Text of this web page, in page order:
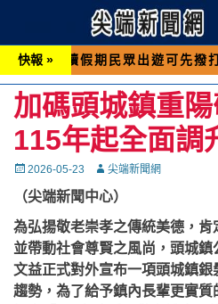
快報 »
民眾出遊可先撥打交通 「
加碼頭城鎮重陽
115年起全面調
Posted
2026-05-23 Autor尖端新聞網
（尖端新聞中心）
為弘揚敬老崇孝之傳統美德，肯
並帶動社會尊賢之風尚，頭城
文益正式對外宣布一項頭城鎮
趨勢，為了給予鎮內長輩更實